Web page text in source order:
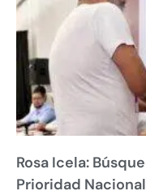
Rosa Icela:
Prioridad Nacional